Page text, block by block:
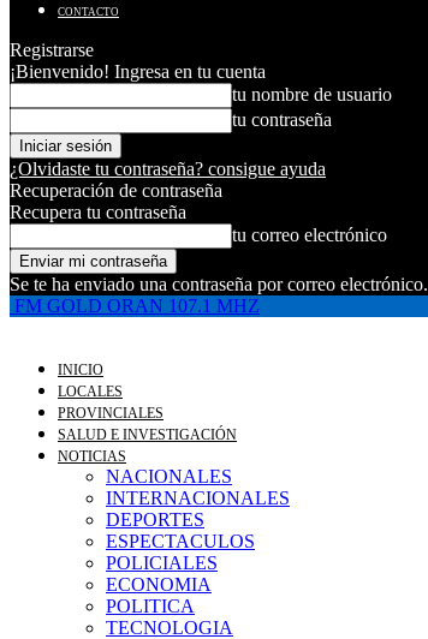
CONTACTO
Registrarse
¡Bienvenido! Ingresa en tu cuenta
tu nombre de usuario
tu contraseña
¿Olvidaste tu contraseña? consigue ayuda
Recuperación de contraseña
Recupera tu contraseña
tu correo electrónico
Se te ha enviado una contraseña por correo electrónico.
FM GOLD ORAN 107.1 MHZ
INICIO
LOCALES
PROVINCIALES
SALUD E INVESTIGACIÓN
NOTICIAS
NACIONALES
INTERNACIONALES
DEPORTES
ESPECTACULOS
POLICIALES
ECONOMIA
POLITICA
TECNOLOGIA